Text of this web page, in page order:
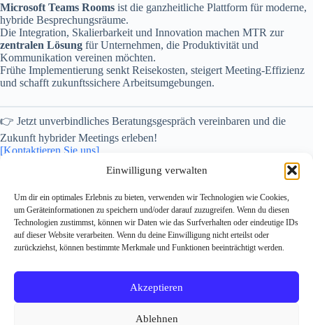
Einwilligung verwalten
Um dir ein optimales Erlebnis zu bieten, verwenden wir Technologien wie Cookies,
um Geräteinformationen zu speichern und/oder darauf zuzugreifen. Wenn du diesen
Technologien zustimmst, können wir Daten wie das Surfverhalten oder eindeutige IDs
auf dieser Website verarbeiten. Wenn du deine Einwilligung nicht erteilst oder
zurückziehst, können bestimmte Merkmale und Funktionen beeinträchtigt werden.
Akzeptieren
Ablehnen
Microsoft Teams Rooms ist die ganzheitliche Plattform für moderne,
hybride Besprechungsräume.
Die Integration, Skalierbarkeit und Innovation machen MTR zur
zentralen Lösung für Unternehmen, die Produktivität und
Kommunikation vereinen möchten.
Frühe Implementierung senkt Reisekosten, steigert Meeting-Effizienz
und schafft zukunftssichere Arbeitsumgebungen.
👉 Jetzt unverbindliches Beratungsgespräch vereinbaren und die
Zukunft hybrider Meetings erleben!
[Kontaktieren Sie uns]
microsoft copilot beratung
microsoft 365 copilot berater
ki readiness check
ki einführung unternehmen